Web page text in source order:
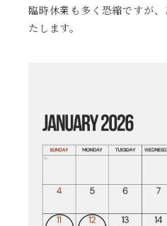
臨時休業も多く恐縮ですが
たします。